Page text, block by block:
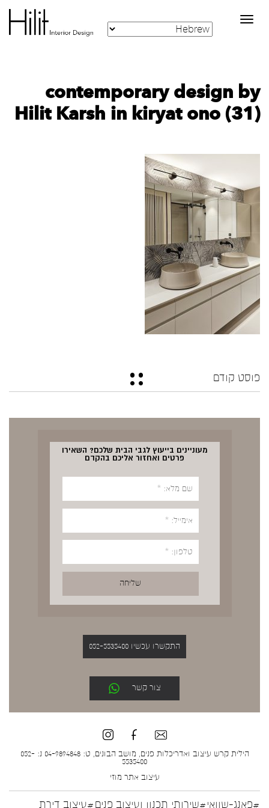
Toggle
navigation
contemporary design by
Hilit Karsh in kiryat ono (31)
פוסט קודם
מעוניינים בייעוץ לגבי הבית שלכם? השאירו
פרטים ואחזור אליכם בהקדם
התקשרו עכשיו 052-5535400
צור קשר
הילית קרש עיצוב ואדריכלות פנים, מושב הבונים, ט: 04-9894848 נ: 052-
5535400
עיצוב אתר מוזי
#פאנג-שוואי#שירותי תכנון ועיצוב פנים#עיצוב דירת